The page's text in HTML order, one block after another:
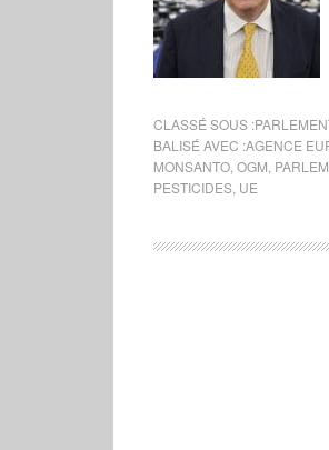
CLASSÉ SOUS :
BALISÉ AVEC :AGENCE
MONSANTO OGM
PESTICIDES UE